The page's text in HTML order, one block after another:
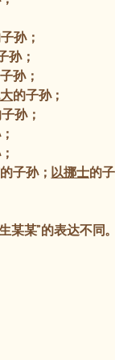
孙；
孙；
孙；
的子孙；
孙；
的子孙； 以挪士的
某”的表达不同。